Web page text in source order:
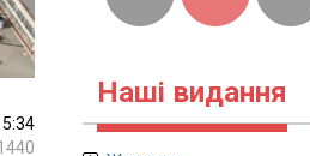
Наші видання